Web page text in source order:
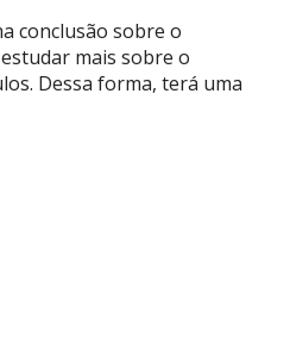
conclusão sobre o
mais sobre o
Dessa forma, terá uma